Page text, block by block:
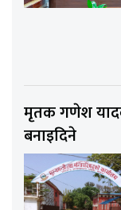
मृतक गणेश
बनाइदिने